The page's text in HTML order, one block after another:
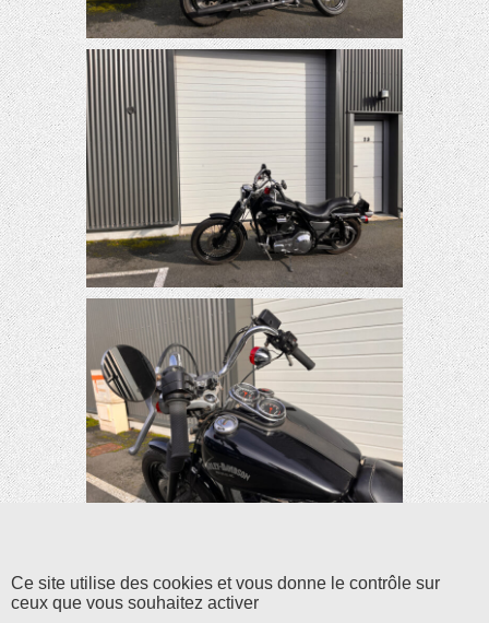
Ce site utilise des cookies et vous donne le contrôle sur
ceux que vous souhaitez activer